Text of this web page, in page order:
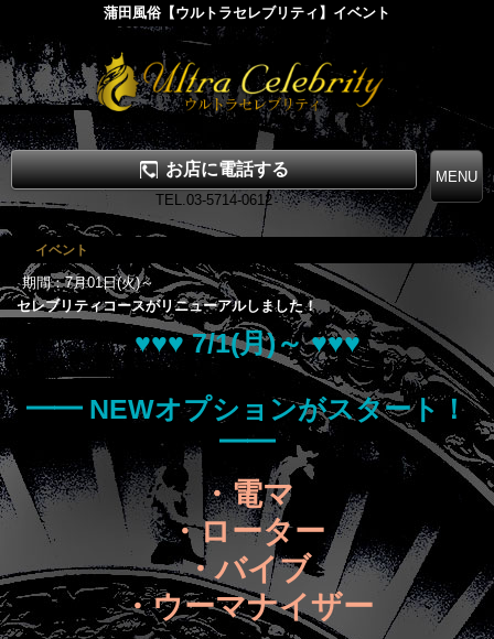
蒲田風俗【ウルトラセレブリティ】イベント
お店に電話する
TEL.03-5714-0612
イベント
期間：7月01日(火)～
セレブリティコースがリニューアルしました！
♥♥♥ 7/1(月)～ ♥♥♥
━━ NEWオプションがスタート！
━━
・電マ
・ローター
・バイブ
・ウーマナイザー